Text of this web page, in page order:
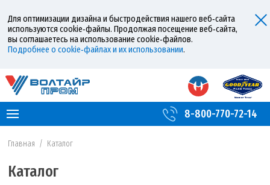
Для оптимизации дизайна и быстродействия нашего веб‑сайта
используются cookie‑файлы. Продолжая посещение веб‑сайта,
вы соглашаетесь на использование cookie‑файлов.
Подробнее о cookie‑файлах и их использовании.
8-800-770-72-14
Главная / Каталог
Каталог